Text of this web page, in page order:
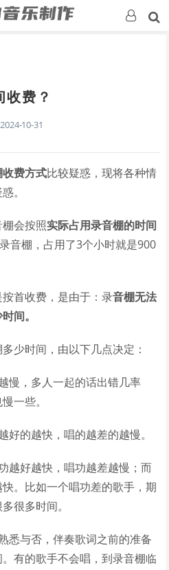
费？
2024-10-31
费方式比较疑惑，现将各种情
。
会按照实际占用录音棚的时间
音棚，占用了3个小时就是900
首收费，是由于：录音棚无法
间。
时间，由以下几点决定：
慢，多人一起的话出错几率
一些。
好的越快，唱的越差的越慢。
越好越快，唱功越差越慢；而
。比如一个唱功差的歌手，期
很多时间。
悉与否，伴奏歌词之前的准备
有的歌手不会唱，到录音棚临